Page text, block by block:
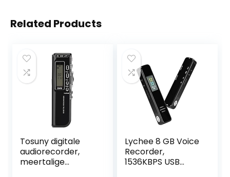
Related Products
Tosuny digitale
audiorecorder,
meertalige
Lychee 8 GB Voice
Recorder,
1536KBPS USB